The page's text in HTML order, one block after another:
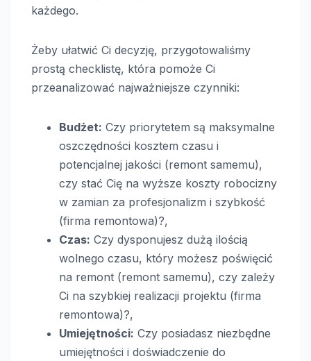
każdego.
Żeby ułatwić Ci decyzję, przygotowaliśmy
prostą checklistę, która pomoże Ci
przeanalizować najważniejsze czynniki:
Budżet: Czy priorytetem są maksymalne
oszczędności kosztem czasu i
potencjalnej jakości (remont samemu),
czy stać Cię na wyższe koszty robocizny
w zamian za profesjonalizm i szybkość
(firma remontowa)?,
Czas: Czy dysponujesz dużą ilością
wolnego czasu, który możesz poświęcić
na remont (remont samemu), czy zależy
Ci na szybkiej realizacji projektu (firma
remontowa)?,
Umiejętności: Czy posiadasz niezbędne
umiejętności i doświadczenie do